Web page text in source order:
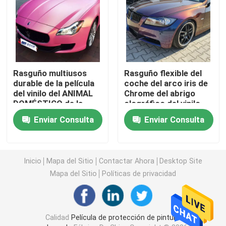
Película de la protección de la pintura de TPU
Película de protección de pintura TPH
Tinte de las ventanillas del coche
Película de vinilo PET
Libro de la muestra del abrigo del coche
Herramienta de envoltura de coche
Rasguño multiusos
durable de la película
del vinilo del ANIMAL
DOMÉSTICO de la
prueba de la arena
resistenteEnviar Consulta
Rasguño flexible del
coche del arco iris de
Chrome del abrigo
olográfico del vinilo
resistente
Enviar Consulta
Inicio Mapa del Sitio Contactar Ahora
Desktop Site
Mapa del Sitio
Políticas de privacidad
Calidad Película de protección de pintura